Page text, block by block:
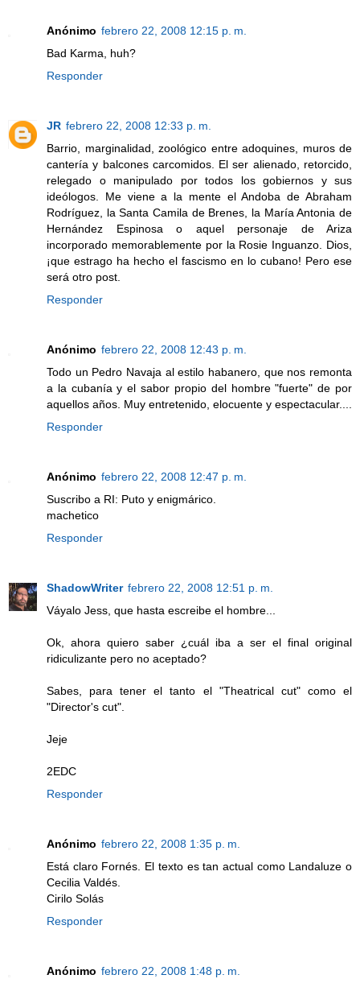
Anónimo febrero 22, 2008 12:15 p. m.
Bad Karma, huh?
Responder
JR febrero 22, 2008 12:33 p. m.
Barrio, marginalidad, zoológico entre adoquines, muros de
cantería y balcones carcomidos. El ser alienado, retorcido,
relegado o manipulado por todos los gobiernos y sus
ideólogos. Me viene a la mente el Andoba de Abraham
Rodríguez, la Santa Camila de Brenes, la María Antonia de
Hernández Espinosa o aquel personaje de Ariza
incorporado memorablemente por la Rosie Inguanzo. Dios,
¡que estrago ha hecho el fascismo en lo cubano! Pero ese
será otro post.
Responder
Anónimo febrero 22, 2008 12:43 p. m.
Todo un Pedro Navaja al estilo habanero, que nos remonta
a la cubanía y el sabor propio del hombre "fuerte" de por
aquellos años. Muy entretenido, elocuente y espectacular....
Responder
Anónimo febrero 22, 2008 12:47 p. m.
Suscribo a RI: Puto y enigmárico.
machetico
Responder
ShadowWriter febrero 22, 2008 12:51 p. m.
Váyalo Jess, que hasta escreibe el hombre...
Ok, ahora quiero saber ¿cuál iba a ser el final original
ridiculizante pero no aceptado?
Sabes, para tener el tanto el "Theatrical cut" como el
"Director's cut".
Jeje
2EDC
Responder
Anónimo febrero 22, 2008 1:35 p. m.
Está claro Fornés. El texto es tan actual como Landaluze o
Cecilia Valdés.
Cirilo Solás
Responder
Anónimo febrero 22, 2008 1:48 p. m.